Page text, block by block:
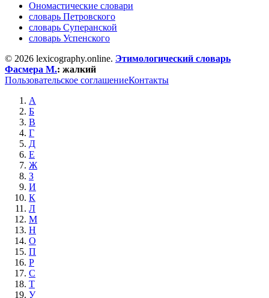
Ономастические словари
словарь Петровского
словарь Суперанской
словарь Успенского
© 2026 lexicography.online. Этимологический словарь
Фасмера М.: жалкий
Пользовательское соглашениеКонтакты
А
Б
В
Г
Д
Е
Ж
З
И
К
Л
М
Н
О
П
Р
С
Т
У